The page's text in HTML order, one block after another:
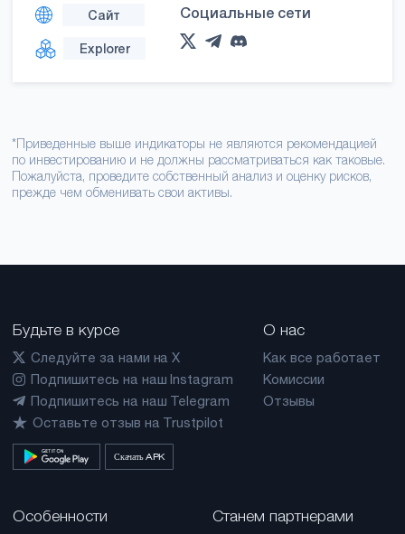
Сайт
Explorer
Социальные сети
*Приведенные выше индикаторы не являются рекомендацией
по инвестированию и не должны рассматриваться как таковые.
Пожалуйста, проведите собственный анализ и оценку рисков,
прежде чем обменивать свои активы.
Будьте в курсе
Следуйте за нами на X
Подпишитесь на наш Instagram
Подпишитесь на наш Telegram
Оставьте отзыв на Trustpilot
Скачать APK
О нас
Как все работает
Комиссии
Отзывы
Особенности Станем партнерами